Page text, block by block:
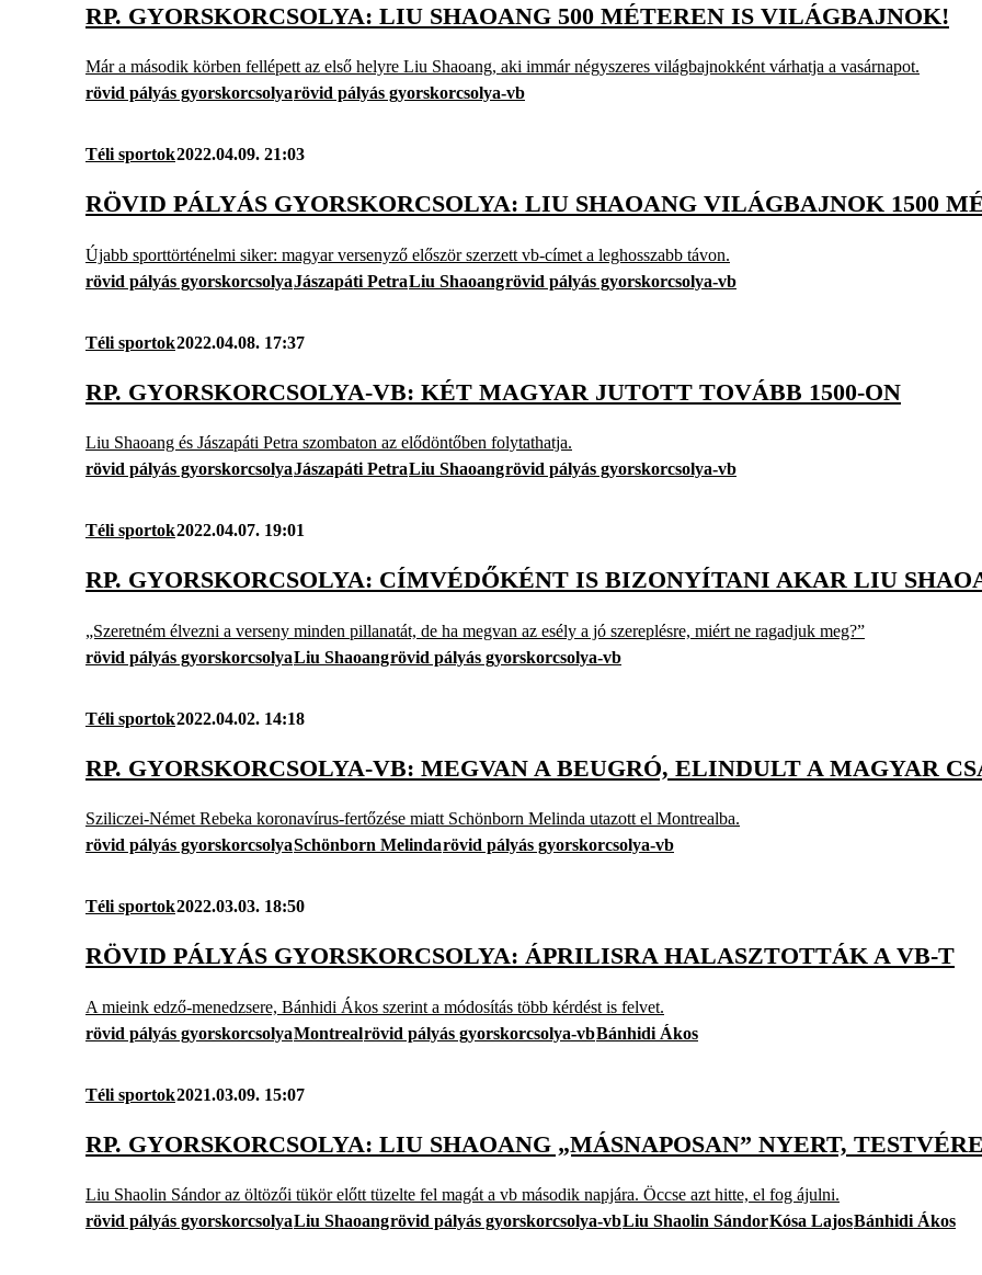
RP. GYORSKORCSOLYA: LIU SHAOANG 500 MÉTEREN IS VILÁGBAJNOK!
Már a második körben fellépett az első helyre Liu Shaoang, aki immár négyszeres világbajnokként várhatja a vasárnapot.
rövid pályás gyorskorcsolyarövid pályás gyorskorcsolya-vb
Téli sportok2022.04.09. 21:03
RÖVID PÁLYÁS GYORSKORCSOLYA: LIU SHAOANG VILÁGBAJNOK 1500
Újabb sporttörténelmi siker: magyar versenyző először szerzett vb-címet a leghosszabb távon.
rövid pályás gyorskorcsolyaJászapáti PetraLiu Shaoangrövid pályás gyorskorcsolya-vb
Téli sportok2022.04.08. 17:37
RP. GYORSKORCSOLYA-VB: KÉT MAGYAR JUTOTT TOVÁBB 1500-ON
Liu Shaoang és Jászapáti Petra szombaton az elődöntőben folytathatja.
rövid pályás gyorskorcsolyaJászapáti PetraLiu Shaoangrövid pályás gyorskorcsolya-vb
Téli sportok2022.04.07. 19:01
RP. GYORSKORCSOLYA: CÍMVÉDŐKÉNT IS BIZONYÍTANI AKAR LIU
„Szeretném élvezni a verseny minden pillanatát, de ha megvan az esély a jó szereplésre, miért ne ragadjuk meg?”
rövid pályás gyorskorcsolyaLiu Shaoangrövid pályás gyorskorcsolya-vb
Téli sportok2022.04.02. 14:18
RP. GYORSKORCSOLYA-VB: MEGVAN A BEUGRÓ, ELINDULT A MAGYAR
Sziliczei-Német Rebeka koronavírus-fertőzése miatt Schönborn Melinda utazott el Montrealba.
rövid pályás gyorskorcsolyaSchönborn Melindarövid pályás gyorskorcsolya-vb
Téli sportok2022.03.03. 18:50
RÖVID PÁLYÁS GYORSKORCSOLYA: ÁPRILISRA HALASZTOTTÁK A VB-T
A mieink edző-menedzsere, Bánhidi Ákos szerint a módosítás több kérdést is felvet.
rövid pályás gyorskorcsolyaMontrealrövid pályás gyorskorcsolya-vbBánhidi Ákos
Téli sportok2021.03.09. 15:07
RP. GYORSKORCSOLYA: LIU SHAOANG „MÁSNAPOSAN” NYERT,
Liu Shaolin Sándor az öltözői tükör előtt tüzelte fel magát a vb második napjára. Öccse azt hitte, el fog ájulni.
rövid pályás gyorskorcsolyaLiu Shaoangrövid pályás gyorskorcsolya-vbLiu Shaolin SándorKósa LajosBánhidi Ákos